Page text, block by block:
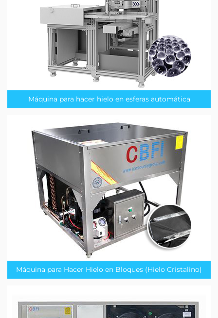
Máquina para hacer hielo en esferas automática
Máquina para Hacer Hielo en Bloques (Hielo Cristalino)